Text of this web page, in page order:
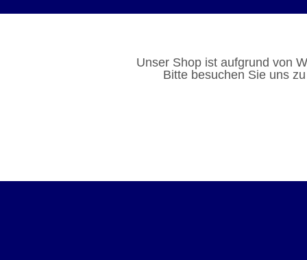
Unser Shop ist aufgrund von
Bitte besuchen Sie uns